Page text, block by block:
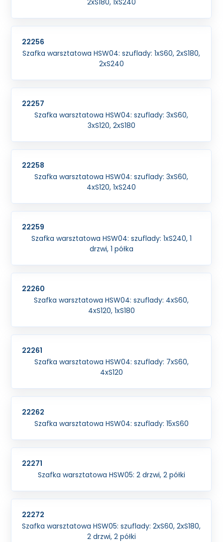
2xS180, 1xS240
22256
Szafka warsztatowa HSW04: szuflady: 1xS60, 2xS180,
2xS240
22257
Szafka warsztatowa HSW04: szuflady: 3xS60,
3xS120, 2xS180
22258
Szafka warsztatowa HSW04: szuflady: 3xS60,
4xS120, 1xS240
22259
Szafka warsztatowa HSW04: szuflady: 1xS240, 1
drzwi, 1 półka
22260
Szafka warsztatowa HSW04: szuflady: 4xS60,
4xS120, 1xS180
22261
Szafka warsztatowa HSW04: szuflady: 7xS60,
4xS120
22262
Szafka warsztatowa HSW04: szuflady: 15xS60
22271
Szafka warsztatowa HSW05: 2 drzwi, 2 półki
22272
Szafka warsztatowa HSW05: szuflady: 2xS60, 2xS180,
2 drzwi, 2 półki